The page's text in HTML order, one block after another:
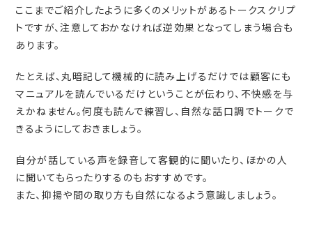
ここまでご紹介したように多くのメリットがあるトークスクリプ
トですが、注意しておかなければ逆効果となってしまう場合も
あります。
たとえば、丸暗記して機械的に読み上げるだけでは顧客にも
マニュアルを読んでいるだけということが伝わり、不快感を与
えかねません。何度も読んで練習し、自然な話口調でトークで
きるようにしておきましょう。
自分が話している声を録音して客観的に聞いたり、ほかの人
に聞いてもらったりするのもおすすめです。
また、抑揚や間の取り方も自然になるよう意識しましょう。